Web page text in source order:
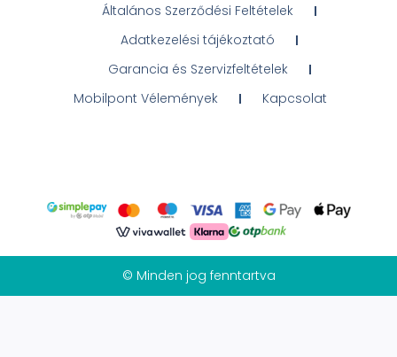
Általános Szerződési Feltételek
Adatkezelési tájékoztató
Garancia és Szervizfeltételek
Mobilpont Vélemények
Kapcsolat
© Minden jog fenntartva